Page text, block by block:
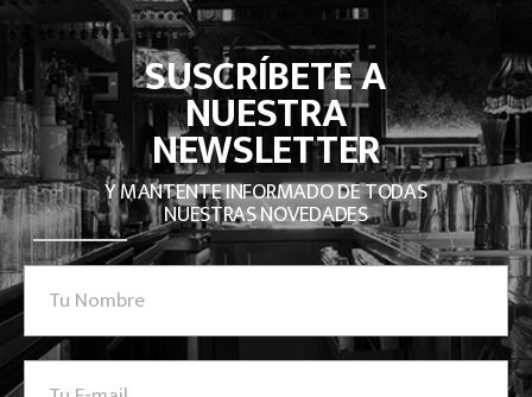
SUSCRÍBETE A
NUESTRA
NEWSLETTER
Y MANTENTE INFORMADO DE TODAS
NUESTRAS NOVEDADES